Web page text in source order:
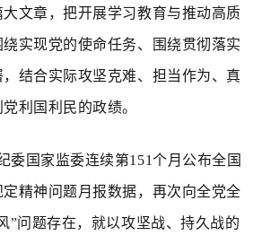
文章，把开展学习教育与推动高质
实现党的使命任务、围绕贯彻落实
结合实际攻坚克难、担当作为、真
利国利民的政绩。
委国家监委连续第151个月公布全国
精神问题月报数据，再次向全党全
”问题存在，就以攻坚战、持久战的